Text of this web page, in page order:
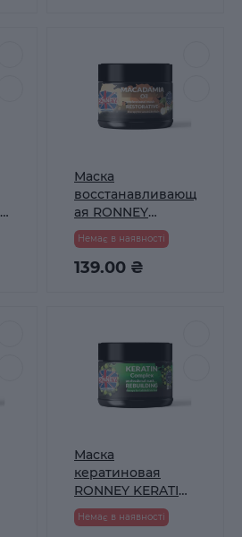
Маска
восстанавливающ
ая RONNEY
MACADAMIA OIL
для слабых и
сухих волос 300
Немає в наявності
139.00 ₴
Маска
кератиновая
RONNEY KERATIN
COMPLEX для
тонких и ламких
Немає в наявності